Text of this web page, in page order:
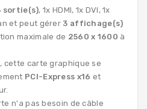
sortie(s), 1x HDMI, 1x DVI, 1x
et peut gérer 3 affichage(s)
maximale de 2560 x 1600 à
, cette carte graphique se
PCI-Express x16 et
n'a pas besoin de câble